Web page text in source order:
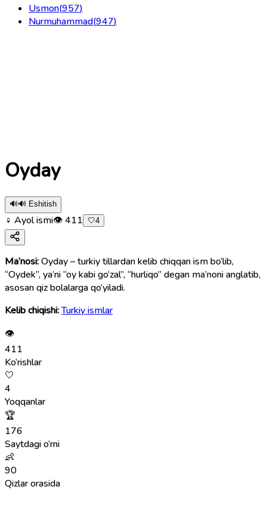
Usmon(957)
Nurmuhammad(947)
Oyday
🔊🔊 Eshitish
♀ Ayol ismi👁411 🤍4
Ma’nosi:Oyday – turkiy tillardan kelib chiqqan ism bo‘lib,
“Oydek”, ya’ni “oy kabi go‘zal”, “hurliqo” degan ma’noni anglatib,
asosan qiz bolalarga qo‘yiladi.
Kelib chiqishi:Turkiy ismlar
👁
411
Ko‘rishlar
🤍
4
Yoqqanlar
🏆
176
Saytdagi o‘rni
👶
90
Qizlar orasida